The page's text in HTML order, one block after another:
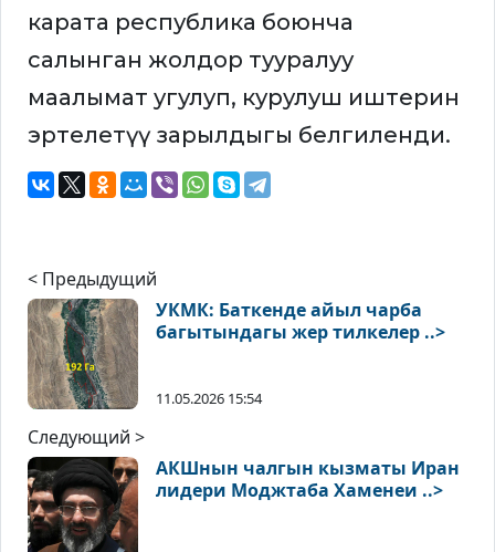
карата республика боюнча
салынган жолдор тууралуу
маалымат угулуп, курулуш иштерин
эртелетүү зарылдыгы белгиленди.
< Предыдущий
УКМК: Баткенде айыл чарба
багытындагы жер тилкелер ..>
11.05.2026 15:54
Следующий >
АКШнын чалгын кызматы Иран
лидери Моджтаба Хаменеи ..>